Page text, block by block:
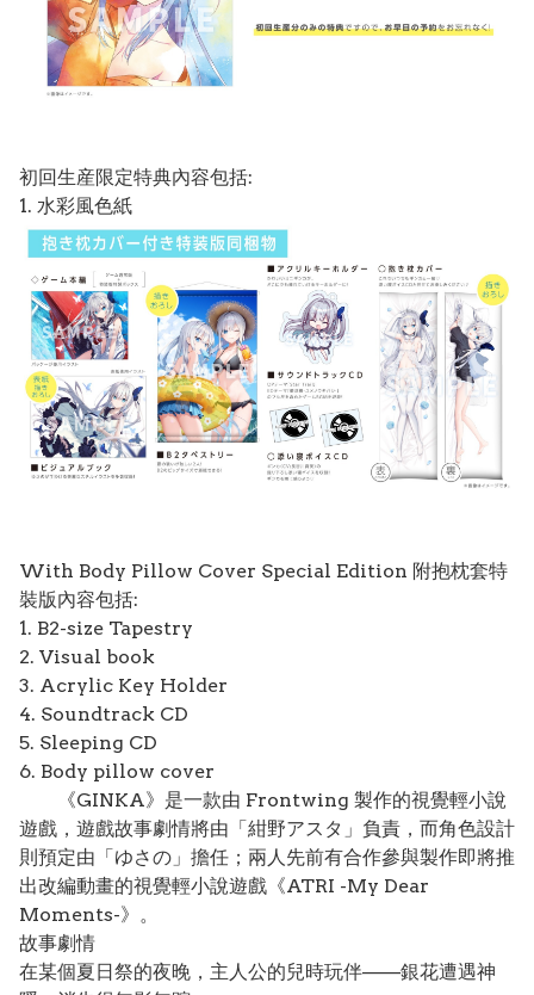
初回生産限定特典內容包括:
1. 水彩風色紙
With Body Pillow Cover Special Edition 附抱枕套特
裝版內容包括:
1. B2-size Tapestry
2. Visual book
3. Acrylic Key Holder
4. Soundtrack CD
5. Sleeping CD
6. Body pillow cover
《GINKA》是一款由 Frontwing 製作的視覺輕小說
遊戲，遊戲故事劇情將由「紺野アスタ」負責，而角色設計
則預定由「ゆさの」擔任；兩人先前有合作參與製作即將推
出改編動畫的視覺輕小說遊戲《ATRI -My Dear
Moments-》。
故事劇情
在某個夏日祭的夜晚，主人公的兒時玩伴——銀花遭遇神